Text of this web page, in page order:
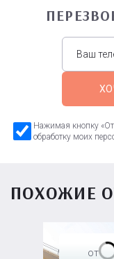
Нажимая кнопку
обработку моих
ПОХОЖИЕ
от